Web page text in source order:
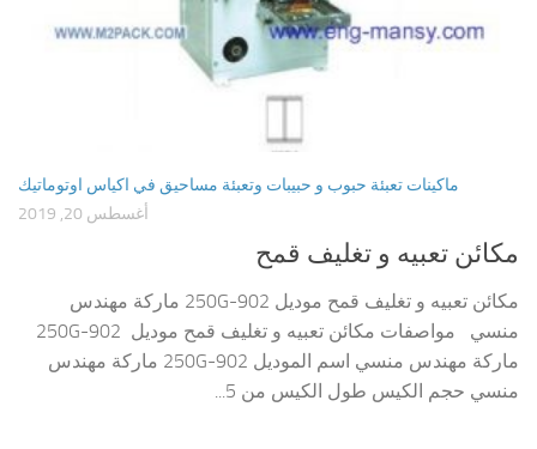
ماكينات تعبئة حبوب و حبيبات وتعبئة مساحيق في اكياس اوتوماتيك
أغسطس 20, 2019
مكائن تعبيه و تغليف قمح
مكائن تعبيه و تغليف قمح موديل 902-250G ماركة مهندس
منسي مواصفات مكائن تعبيه و تغليف قمح موديل 902-250G
ماركة مهندس منسي اسم الموديل 902-250G ماركة مهندس
منسي حجم الكيس طول الكيس من 5...